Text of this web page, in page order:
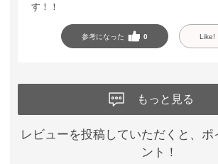
す！！
参考になった 0 Like!
もっと見る
レビューを投稿していただくと、
ント！